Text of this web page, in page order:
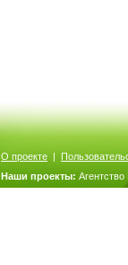
О проекте |
Наши проекты: